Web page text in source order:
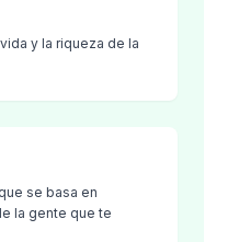
y la riqueza de la
se basa en
la gente que te